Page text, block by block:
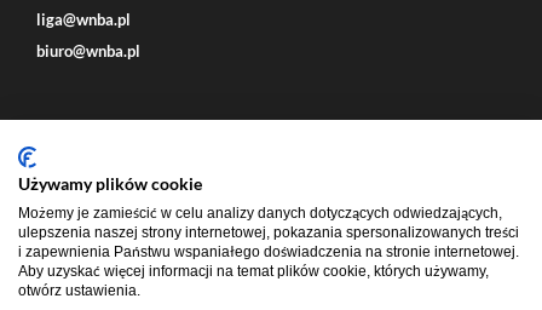
liga@wnba.pl
biuro@wnba.pl
Social
Używamy plików cookie
Możemy je zamieścić w celu analizy danych dotyczących odwiedzających,
ulepszenia naszej strony internetowej, pokazania spersonalizowanych treści
i zapewnienia Państwu wspaniałego doświadczenia na stronie internetowej.
Aby uzyskać więcej informacji na temat plików cookie, których używamy,
otwórz ustawienia.